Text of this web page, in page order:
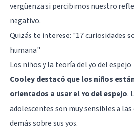
vergüenza si percibimos nuestro
negativo.
Quizás te interese: "17 curiosidades
humana"
Los niños y la teoría del yo del espejo
Cooley destacó que los niños
orientados a usar el Yo del espejo.
adolescentes son muy sensibles a
demás sobre sus yos.